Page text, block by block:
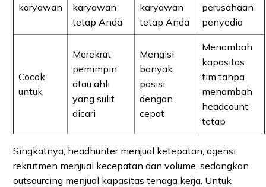
karyawan
karyawan
tetap Anda
karyawan
tetap Anda
perusahaan
penyedia
Cocok
untuk
Merekrut
pemimpin
atau ahli
yang sulit
dicari
Mengisi
banyak
posisi
dengan
cepat
Menambah
kapasitas
tim tanpa
menambah
headcount
tetap
Singkatnya, headhunter menjual ketepatan, agensi
rekrutmen menjual kecepatan dan volume, sedangkan
outsourcing menjual kapasitas tenaga kerja. Untuk